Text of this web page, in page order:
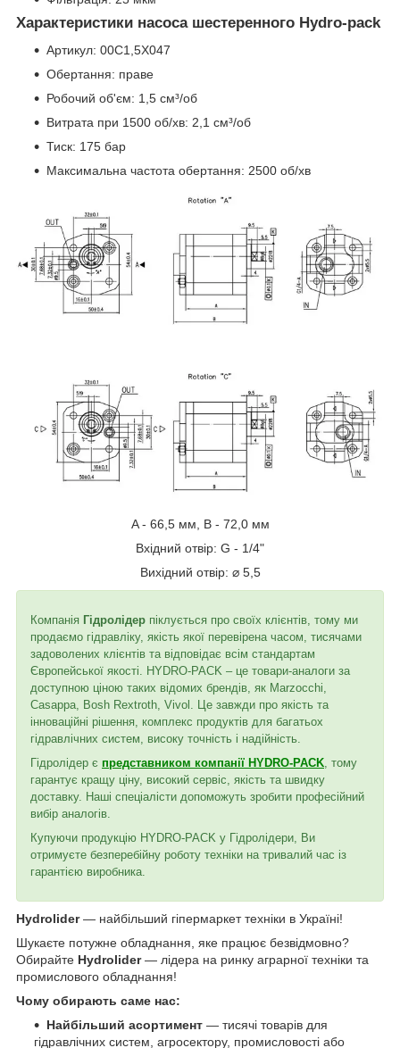
Характеристики насоса шестеренного Hydro-pack
Артикул: 00C1,5X047
Обертання: праве
Робочий об'єм: 1,5 см³/об
Витрата при 1500 об/хв: 2,1 см³/об
Тиск: 175 бар
Максимальна частота обертання: 2500 об/хв
A - 66,5 мм, В - 72,0 мм
Вхідний отвір: G - 1/4"
Вихідний отвір: ⌀ 5,5
Компанія Гідролідер піклується про своїх клієнтів, тому ми
продаємо гідравліку, якість якої перевірена часом, тисячами
задоволених клієнтів та відповідає всім стандартам
Європейської якості. HYDRO-PACK – це товари-аналоги за
доступною ціною таких відомих брендів, як Marzocchi,
Casappa, Bosh Rextroth, Vivol. Це завжди про якість та
інноваційні рішення, комплекс продуктів для багатьох
гідравлічних систем, високу точність і надійність.
Гідролідер є представником компанії HYDRO-PACK , тому
гарантує кращу ціну, високий сервіс, якість та швидку
доставку. Наші спеціалісти допоможуть зробити професійний
вибір аналогів.
Купуючи продукцію HYDRO-PACK у Гідролідери, Ви
отримуєте безперебійну роботу техніки на тривалий час із
гарантією виробника.
Hydrolider— найбільший гіпермаркет техніки в Україні!
Шукаєте потужне обладнання, яке працює безвідмовно?
Обирайте Hydrolider— лідера на ринку аграрної техніки та
промислового обладнання!
Чому обирають саме нас:
Найбільший асортимент — тисячі товарів для
гідравлічних систем, агросектору, промисловості або